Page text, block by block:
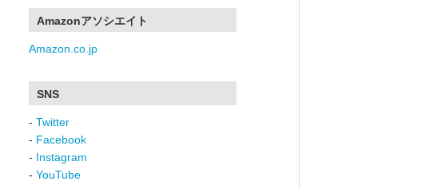
Amazonアソシエイト
Amazon.co.jp
SNS
- Twitter
- Facebook
- Instagram
- YouTube